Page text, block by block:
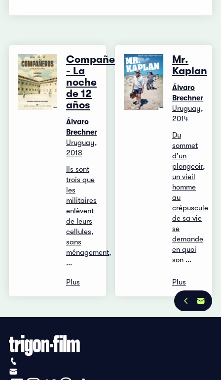
Compañeros
- La
noche
de 12
años
Álvaro
Brechner
Uruguay,
2018
Ils sont
trois que
les
militaires
enlèvent
de leurs
cellules,
sans
ménagement,
...
Plus
Mr.
Kaplan
Álvaro
Brechner
Uruguay,
2014
Du
sommet
d’un
plongeoir,
un vieil
homme
au
crépuscule
de sa vie
se
demande
en quoi
son ...
Plus